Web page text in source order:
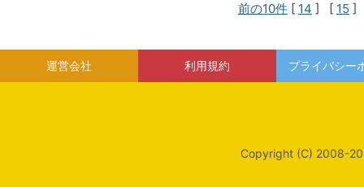
前の10件 [ 14 ] [ 15 ]
運営会社 利用規約 プライバシー
Copyright (C) 2008-